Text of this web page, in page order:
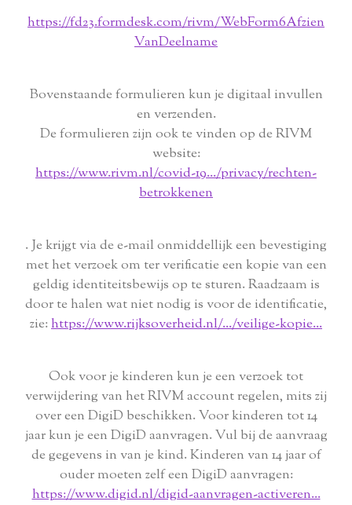
https://fd23.formdesk.com/rivm/WebForm6Afzien
VanDeelname
Bovenstaande formulieren kun je digitaal invullen
en verzenden.
De formulieren zijn ook te vinden op de RIVM
website:
https://www.rivm.nl/covid-19.../privacy/rechten-
betrokkenen
. Je krijgt via de e-mail onmiddellijk een bevestiging
met het verzoek om ter verificatie een kopie van een
geldig identiteitsbewijs op te sturen. Raadzaam is
door te halen wat niet nodig is voor de identificatie,
zie:https://www.rijksoverheid.nl/.../veilige-kopie...
Ook voor je kinderen kun je een verzoek tot
verwijdering van het RIVM account regelen, mits zij
over een DigiD beschikken. Voor kinderen tot 14
jaar kun je een DigiD aanvragen. Vul bij de aanvraag
de gegevens in van je kind. Kinderen van 14 jaar of
ouder moeten zelf een DigiD aanvragen:
https://www.digid.nl/digid-aanvragen-activeren...